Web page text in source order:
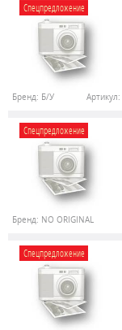
Спецпредложение
Бренд: Б/У Артикул:
Спецпредложение
Бренд: NO ORIGINAL
Спецпредложение